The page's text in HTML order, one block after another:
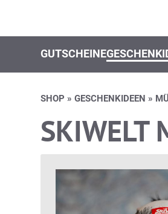
GUTSCHEINE
SHOP » GESCHENKIDEEN »
SKIWELT